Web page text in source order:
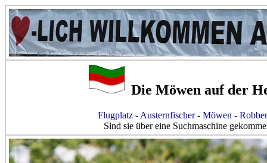
Die Möwen auf der
Flugplatz- Austernfischer- Möwen -
Sind sie über eine Suchmaschine